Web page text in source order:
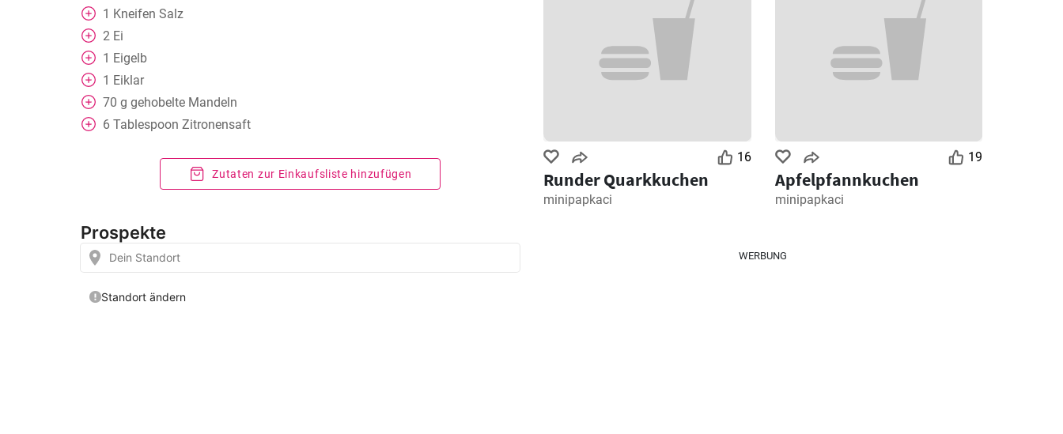
1 Kneifen Salz
2 Ei
1 Eigelb
1 Eiklar
70 g gehobelte Mandeln
6 Tablespoon Zitronensaft
Zutaten zur Einkaufsliste hinzufügen
16
Runder Quarkkuchen
minipapkaci
19
Apfelpfannkuchen
minipapkaci
WERBUNG